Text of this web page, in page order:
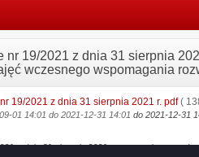
nr 19/2021 z dnia 31 sierpnia
wczesnego wspomagania
19/2021 z dnia 31 sierpnia 2021 r. pdf (
01 14:01 do 2021-12-31 14:01 do 2021-12-31
z dnia 31 sierpnia 2021 r. w sprawie